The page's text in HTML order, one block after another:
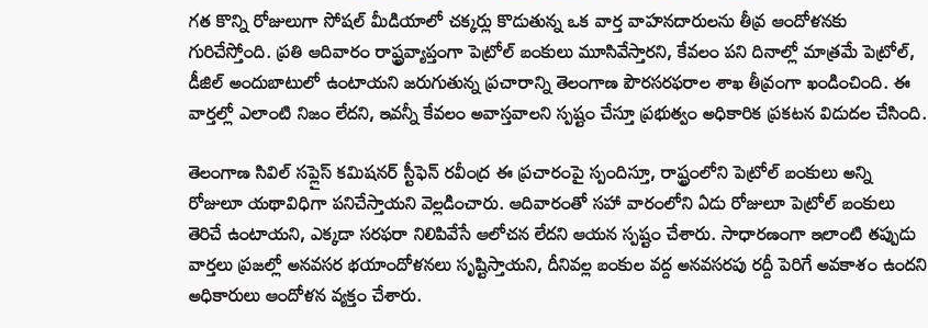
గత కొన్ని రోజులుగా సోషల్ మీడియాలో చక్కర్లు కొడుతున్న ఒక వార్త వాహనదారులను తీవ్ర ఆందోళనకు
గురిచేస్తోంది. ప్రతి ఆదివారం రాష్ట్రవ్యాప్తంగా పెట్రోల్ బంకులు మూసివేస్తారని, కేవలం పని దినాల్లో మాత్రమే పెట్రోల్,
డీజిల్ అందుబాటులో ఉంటాయని జరుగుతున్న ప్రచారాన్ని తెలంగాణ పౌరసరఫరాల శాఖ తీవ్రంగా ఖండించింది. ఈ
వార్తల్లో ఎలాంటి నిజం లేదని, ఇవన్నీ కేవలం అవాస్తవాలని స్పష్టం చేస్తూ ప్రభుత్వం అధికారిక ప్రకటన విడుదల చేసింది.
తెలంగాణ సివిల్ సప్లైస్ కమిషనర్ స్టీఫెన్ రవీంద్ర ఈ ప్రచారంపై స్పందిస్తూ, రాష్ట్రంలోని పెట్రోల్ బంకులు అన్ని
రోజులూ యథావిధిగా పనిచేస్తాయని వెల్లడించారు. ఆదివారంతో సహా వారంలోని ఏడు రోజులూ పెట్రోల్ బంకులు
తెరిచే ఉంటాయని, ఎక్కడా సరఫరా నిలిపివేసే ఆలోచన లేదని ఆయన స్పష్టం చేశారు. సాధారణంగా ఇలాంటి తప్పుడు
వార్తలు ప్రజల్లో అనవసర భయాందోళనలు సృష్టిస్తాయని, దీనివల్ల బంకుల వద్ద అనవసరపు రద్దీ పెరిగే అవకాశం ఉందని
అధికారులు ఆందోళన వ్యక్తం చేశారు.